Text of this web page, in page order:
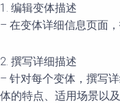
1. 编辑变体描述
– 在变体详细信息页面，
2. 撰写详细描述
– 针对每个变体，撰写
体的特点、适用场景以